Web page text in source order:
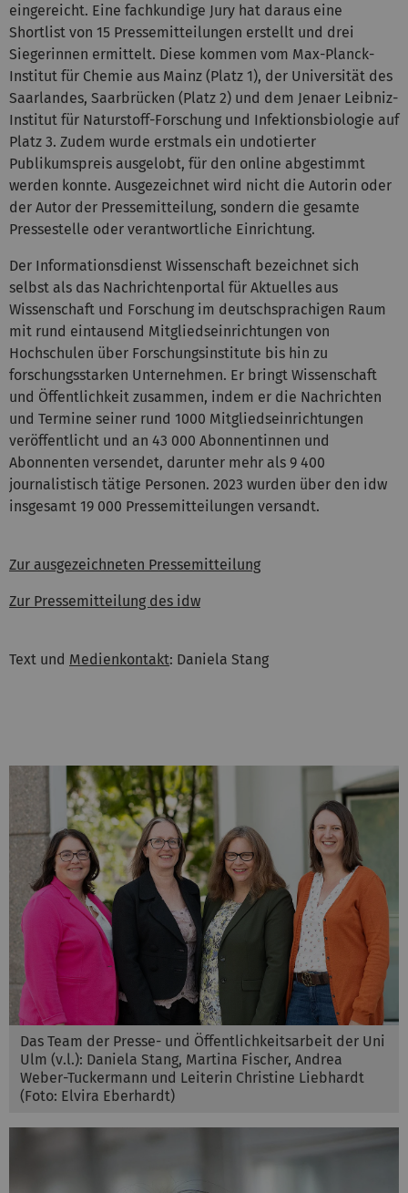
eingereicht. Eine fachkundige Jury hat daraus eine
Shortlist von 15 Pressemitteilungen erstellt und drei
Siegerinnen ermittelt. Diese kommen vom Max-Planck-
Institut für Chemie aus Mainz (Platz 1), der Universität des
Saarlandes, Saarbrücken (Platz 2) und dem Jenaer Leibniz-
Institut für Naturstoff-Forschung und Infektionsbiologie auf
Platz 3. Zudem wurde erstmals ein undotierter
Publikumspreis ausgelobt, für den online abgestimmt
werden konnte. Ausgezeichnet wird nicht die Autorin oder
der Autor der Pressemitteilung, sondern die gesamte
Pressestelle oder verantwortliche Einrichtung.
Der Informationsdienst Wissenschaft bezeichnet sich
selbst als das Nachrichtenportal für Aktuelles aus
Wissenschaft und Forschung im deutschsprachigen Raum
mit rund eintausend Mitgliedseinrichtungen von
Hochschulen über Forschungsinstitute bis hin zu
forschungsstarken Unternehmen. Er bringt Wissenschaft
und Öffentlichkeit zusammen, indem er die Nachrichten
und Termine seiner rund 1000 Mitgliedseinrichtungen
veröffentlicht und an 43 000 Abonnentinnen und
Abonnenten versendet, darunter mehr als 9 400
journalistisch tätige Personen. 2023 wurden über den idw
insgesamt 19 000 Pressemitteilungen versandt.
Zur ausgezeichneten Pressemitteilung
Zur Pressemitteilung des idw
Text und Medienkontakt: Daniela Stang
Das Team der Presse- und Öffentlichkeitsarbeit der Uni
Ulm (v.l.): Daniela Stang, Martina Fischer, Andrea
Weber-Tuckermann und Leiterin Christine Liebhardt
(Foto: Elvira Eberhardt)